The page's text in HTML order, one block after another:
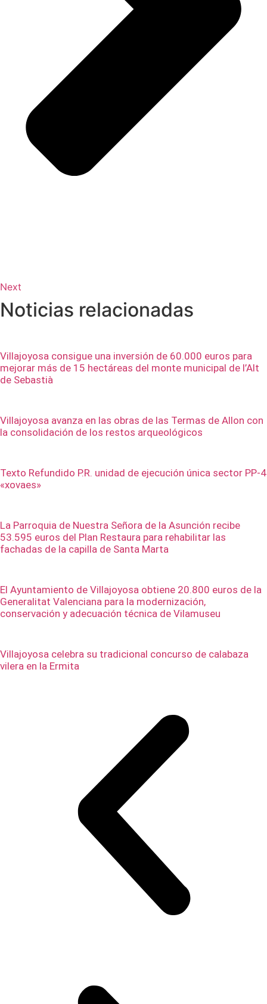
Next
Noticias relacionadas
Villajoyosa consigue una inversión de 60.000 euros para
mejorar más de 15 hectáreas del monte municipal de l’Alt
de Sebastià
Villajoyosa avanza en las obras de las Termas de Allon con
la consolidación de los restos arqueológicos
Texto Refundido P.R. unidad de ejecución única sector PP-4
«xovaes»
La Parroquia de Nuestra Señora de la Asunción recibe
53.595 euros del Plan Restaura para rehabilitar las
fachadas de la capilla de Santa Marta
El Ayuntamiento de Villajoyosa obtiene 20.800 euros de la
Generalitat Valenciana para la modernización,
conservación y adecuación técnica de Vilamuseu
Villajoyosa celebra su tradicional concurso de calabaza
vilera en la Ermita